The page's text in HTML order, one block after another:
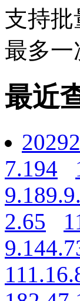
支持
最多一
最近
7.194
2.65